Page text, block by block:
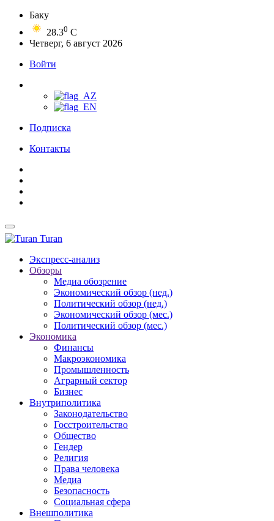
Баку
28.30 C
Четверг, 6 август 2026
Войти
Подписка
Контакты
Turan
Экспресс-анализ
Обзоры
Медиа обозрение
Экономический обзор (нед.)
Политический обзор (нед.)
Экономический обзор (мес.)
Политический обзор (мес.)
Экономика
Финансы
Макроэкономика
Промышленность
Аграрный сектор
Бизнес
Внутриполитика
Законодательство
Госстроительство
Общество
Гендер
Религия
Права человека
Медиа
Безопасность
Социальная сфера
Внешполитика